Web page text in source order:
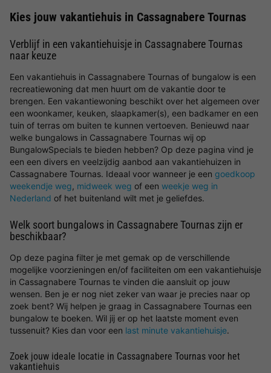
Kies jouw vakantiehuis in Cassagnabere Tournas
Verblijf in een vakantiehuisje in Cassagnabere Tournas
naar keuze
Een vakantiehuis in Cassagnabere Tournas of bungalow is een
recreatiewoning dat men huurt om de vakantie door te
brengen. Een vakantiewoning beschikt over het algemeen over
een woonkamer, keuken, slaapkamer(s), een badkamer en een
tuin of terras om buiten te kunnen vertoeven. Benieuwd naar
welke bungalows in Cassagnabere Tournas wij op
BungalowSpecials te bieden hebben? Op deze pagina vind je
een een divers en veelzijdig aanbod aan vakantiehuizen in
Cassagnabere Tournas. Ideaal voor wanneer je een goedkoop
weekendje weg, midweek weg of een weekje weg in
Nederland of het buitenland wilt met je geliefdes.
Welk soort bungalows in Cassagnabere Tournas zijn er
beschikbaar?
Op deze pagina filter je met gemak op de verschillende
mogelijke voorzieningen en/of faciliteiten om een vakantiehuisje
in Cassagnabere Tournas te vinden die aansluit op jouw
wensen. Ben je er nog niet zeker van waar je precies naar op
zoek bent? Wij helpen je graag in Cassagnabere Tournas een
bungalow te boeken. Wil jij er op het laatste moment even
tussenuit? Kies dan voor een last minute vakantiehuisje.
Zoek jouw ideale locatie in Cassagnabere Tournas voor het
vakantiehuis